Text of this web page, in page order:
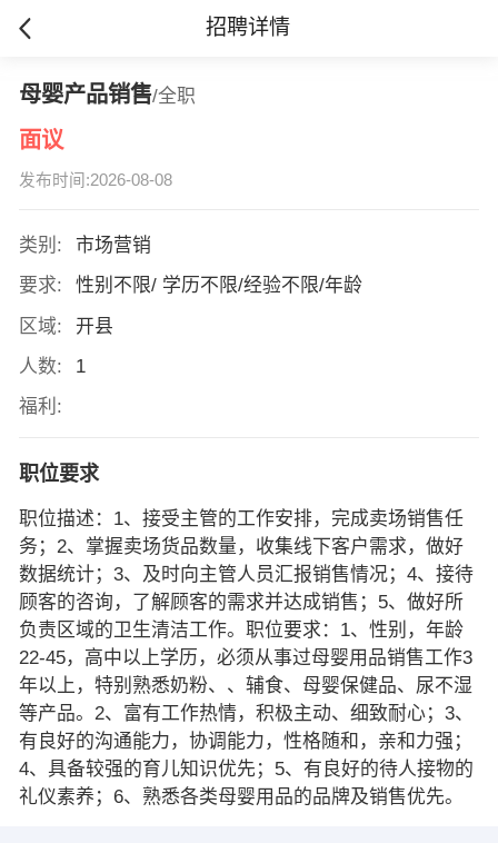
招聘详情
母婴产品销售/全职
面议
发布时间:2026-08-08
类别:
市场营销
要求:
性别不限/ 学历不限/经验不限/年龄
区域:
开县
人数:
1
福利:
职位要求
职位描述：1、接受主管的工作安排，完成卖场销售任
务；2、掌握卖场货品数量，收集线下客户需求，做好
数据统计；3、及时向主管人员汇报销售情况；4、接待
顾客的咨询，了解顾客的需求并达成销售；5、做好所
负责区域的卫生清洁工作。职位要求：1、性别，年龄
22-45，高中以上学历，必须从事过母婴用品销售工作3
年以上，特别熟悉奶粉、、辅食、母婴保健品、尿不湿
等产品。2、富有工作热情，积极主动、细致耐心；3、
有良好的沟通能力，协调能力，性格随和，亲和力强；
4、具备较强的育儿知识优先；5、有良好的待人接物的
礼仪素养；6、熟悉各类母婴用品的品牌及销售优先。